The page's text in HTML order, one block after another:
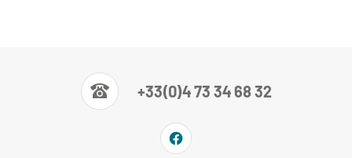
+33(0)4 73 34 68 32